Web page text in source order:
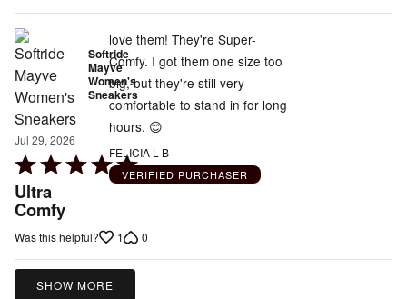
Softride
Mayve
Women's
Sneakers
Jul 29, 2026
Rated
5
out
of
Ultra
Comfy
love them! They're Super-
Comfy. I got them one size too
big, but they're still very
comfortable to stand in for long
hours. 😊
FELICIA L B
VERIFIED PURCHASER
Was this helpful? 1 0
SHOW MORE